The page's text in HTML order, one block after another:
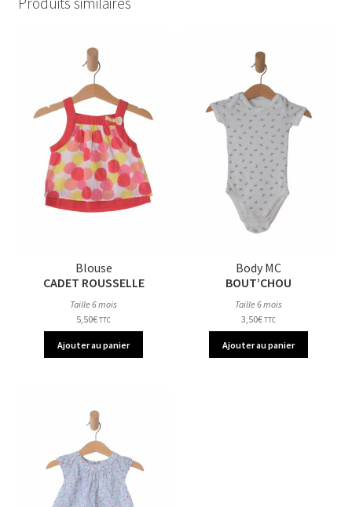
Blouse
CADET ROUSSELLE
Taille 6 mois
5,50€ TTC
Ajouter au panier
Body MC
BOUT’CHOU
Taille 6 mois
3,50€ TTC
Ajouter au panier